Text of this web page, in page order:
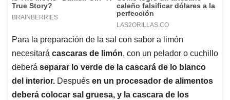
Para la preparación de la sal con sabor a limón
necesitará cascaras de limón, con un pelador o cuchillo
deberá separar lo verde de la cascará de lo blanco
del interior. Después en un procesador de alimentos
deberá colocar sal gruesa, y la cascara de los